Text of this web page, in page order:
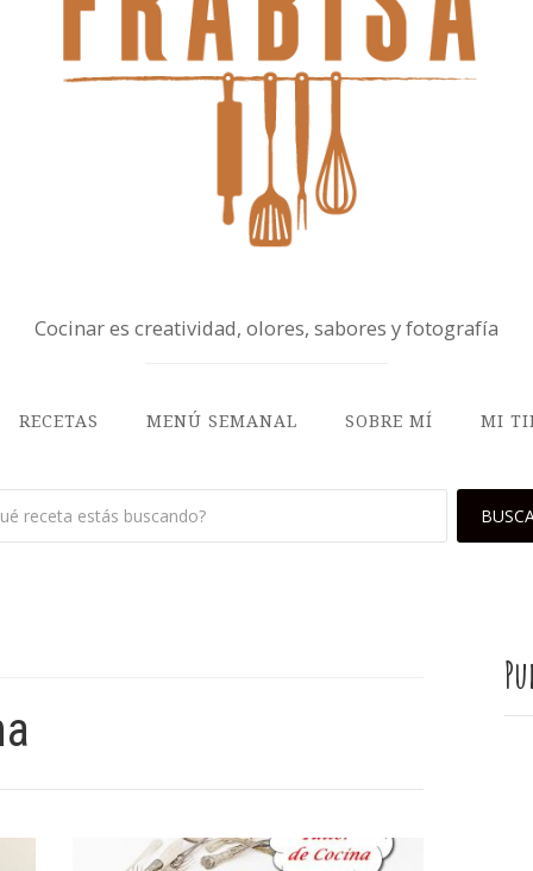
Cocinar es creatividad, olores, sabores y fotografía
RECETAS MENÚ SEMANAL SOBRE MÍ MI